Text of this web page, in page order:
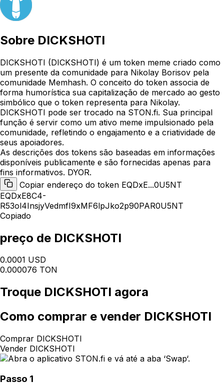
Sobre DICKSHOTI
DICKSHOTI (DICKSHOTI) é um token meme criado como
um presente da comunidade para Nikolay Borisov pela
comunidade Memhash. O conceito do token associa de
forma humorística sua capitalização de mercado ao gesto
simbólico que o token representa para Nikolay.
DICKSHOTI pode ser trocado na STON.fi. Sua principal
função é servir como um ativo meme impulsionado pela
comunidade, refletindo o engajamento e a criatividade de
seus apoiadores.
As descrições dos tokens são baseadas em informações
disponíveis publicamente e são fornecidas apenas para
fins informativos. DYOR.
Copiar endereço do token EQDxE...0U5NT
EQDxE8C4-
R53ol4InsjyVedmfI9xMF6lpJko2p90PAR0U5NT
Copiado
preço de DICKSHOTI
0.0001 USD
0.000076 TON
Troque DICKSHOTI agora
Como comprar e vender DICKSHOTI
Comprar DICKSHOTI
Vender DICKSHOTI
Passo 1